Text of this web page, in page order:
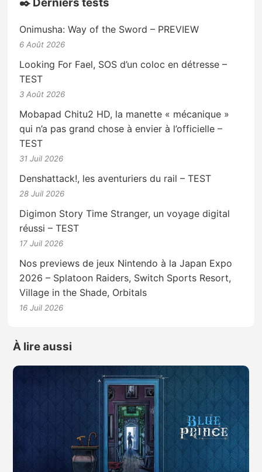
✒️ Derniers tests
Onimusha: Way of the Sword – PREVIEW
6 Août 2026
Looking For Fael, SOS d’un coloc en détresse –
TEST
3 Août 2026
Mobapad Chitu2 HD, la manette « mécanique »
qui n’a pas grand chose à envier à l’officielle –
TEST
31 Juil 2026
Denshattack!, les aventuriers du rail – TEST
28 Juil 2026
Digimon Story Time Stranger, un voyage digital
réussi – TEST
17 Juil 2026
Nos previews de jeux Nintendo à la Japan Expo
2026 – Splatoon Raiders, Switch Sports Resort,
Village in the Shade, Orbitals
16 Juil 2026
À lire aussi